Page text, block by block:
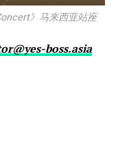
》马来西亚站座
boss.asia